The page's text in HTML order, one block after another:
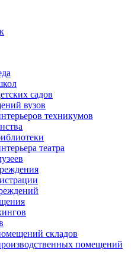
садов
вузов
техникумов
театра
складов
помещений